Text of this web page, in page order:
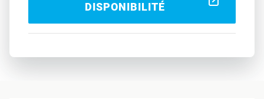
DISPONIBILITÉ